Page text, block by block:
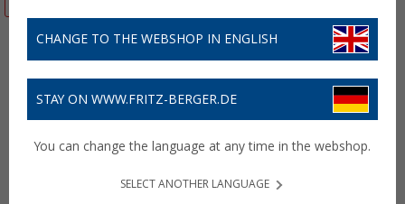
CHANGE TO THE WEBSHOP IN ENGLISH
STAY ON WWW.FRITZ-BERGER.DE
You can change the language at any time in the webshop.
SELECT ANOTHER LANGUAGE